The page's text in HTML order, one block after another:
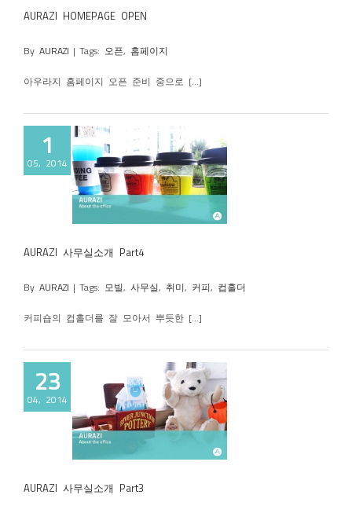
AURAZI HOMEPAGE OPEN
By AURAZI | Tags: 오픈, 홈페이지
아우라지 홈페이지 오픈 준비 중으로 [...]
1
05, 2014
AURAZI 사무실소개 Part4
By AURAZI | Tags: 모빌 사무실 취미 커피 컵홀더
커피숍의 컵홀더를 잘 모아서 뿌듯한 [...]
23
04, 2014
AURAZI 사무실소개 Part3